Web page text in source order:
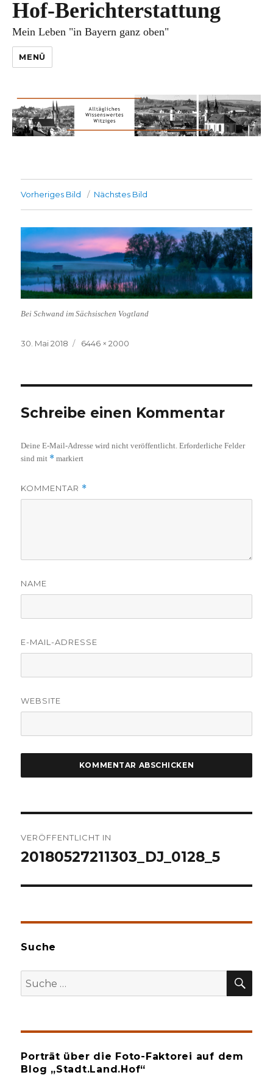
Hof-Berichterstattung
Mein Leben "in Bayern ganz oben"
MENÜ
Vorheriges Bild Nächstes Bild
Bei Schwand im Sächsischen Vogtland
Veröffentlicht
30. Mai 2018
Volle
6446 × 2000
Schreibe einen Kommentar
Deine E-Mail-Adresse wird nicht veröffentlicht. Erforderliche Felder
sind mit * markiert
KOMMENTAR *
NAME
E-MAIL-ADRESSE
WEBSITE
VERÖFFENTLICHT IN
20180527211303_DJ_0128_5
Suche
Suche
nach:
Porträt über die Foto-Faktorei auf dem
Blog „Stadt.Land.Hof“